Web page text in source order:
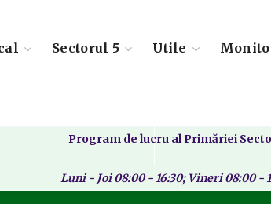
Sectorul 5 Utile
Program de lucru al Primăriei
Luni - Joi 08:00 - 16:30; Vineri 08:00 -